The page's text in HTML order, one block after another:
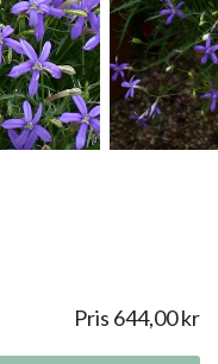
Pris 644,00kr